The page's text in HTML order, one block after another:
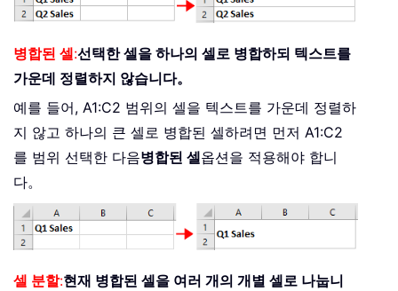
병합된 셀:선택한 셀을 하나의 셀로 병합하되 텍스트를
가운데 정렬하지 않습니다。
예를 들어, A1:C2 범위의 셀을 텍스트를 가운데 정렬하
지 않고 하나의 큰 셀로 병합된 셀하려면 먼저 A1:C2
를 범위 선택한 다음병합된 셀옵션을 적용해야 합니
다。
셀 분할:현재 병합된 셀을 여러 개의 개별 셀로 나눕니